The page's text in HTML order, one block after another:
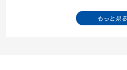
もっと見る